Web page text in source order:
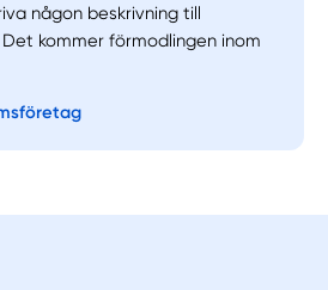
någon beskrivning till
kommer förmodlingen inom